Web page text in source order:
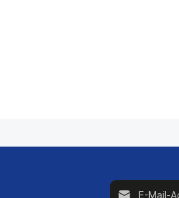
E-Mail-Adresse*